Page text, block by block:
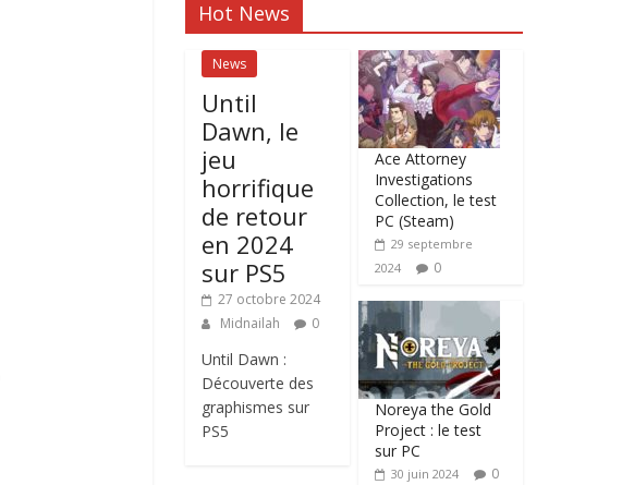
Hot News
News
Until
Dawn, le
jeu
horrifique
de retour
en 2024
sur PS5
27 octobre 2024
Midnailah
0
Until Dawn :
Découverte des
graphismes sur
PS5
Ace Attorney
Investigations
Collection, le test
PC (Steam)
29 septembre
2024
0
Noreya the Gold
Project : le test
sur PC
30 juin 2024 0